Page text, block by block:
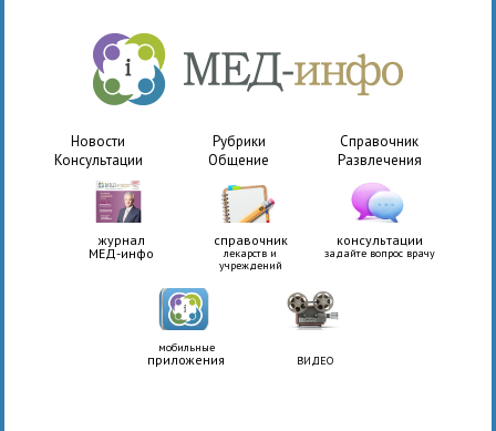
Новости Рубрики
Справочник
Консультации
Общение Развлечения
журнал
МЕД-инфо
справочник
лекарств и
учреждений
консультации
задайте вопрос врачу
мобильные
приложения ВИДЕО